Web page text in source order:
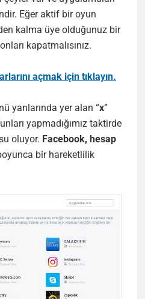
Eğer aktif bir oyun
kalma üye olduğunuz bir
kapatmalısınız.
açmak için tıklayın.
yanlarında yer alan “x”
yapmadığımız taktirde
oluyor. Facebook, hesap
bir hareketlilik